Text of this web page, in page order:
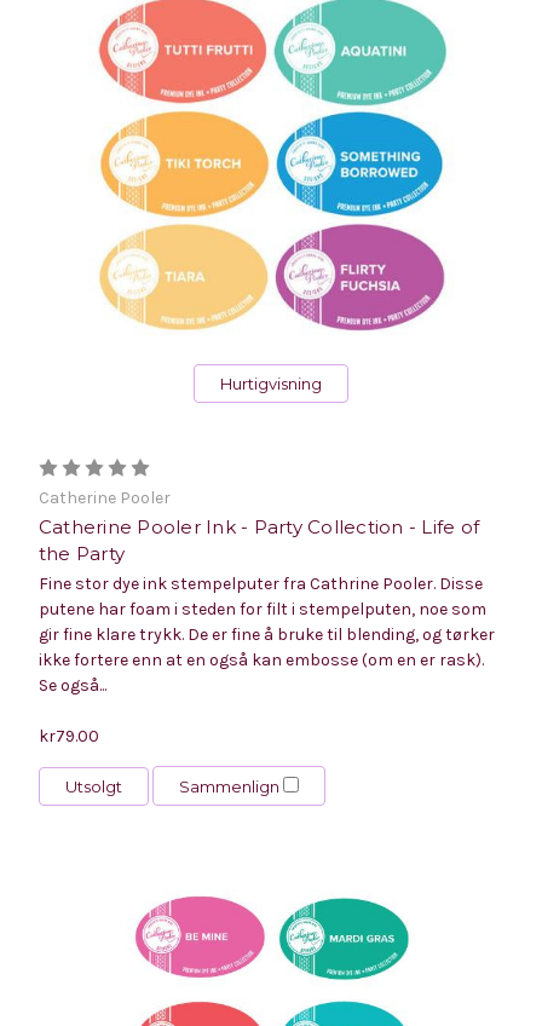
Hurtigvisning
Catherine Pooler
Catherine Pooler Ink - Party Collection - Life of
the Party
Fine stor dye ink stempelputer fra Cathrine Pooler. Disse
putene har foam i steden for filt i stempelputen, noe som
gir fine klare trykk. De er fine å bruke til blending, og tørker
ikke fortere enn at en også kan embosse (om en er rask).
Se også...
kr79.00
Utsolgt Sammenlign